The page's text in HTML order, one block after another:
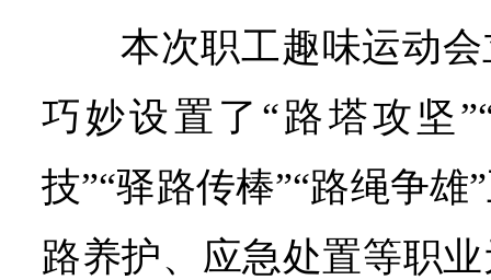
本次职工趣味运动
巧妙设置了“路塔攻坚
技”“驿路传棒”“路绳争
路养护、应急处置等职